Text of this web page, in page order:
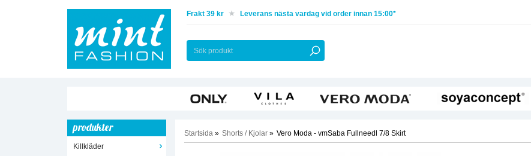
Frakt 39 kr Leverans nästa vardag vid order innan 15:00*
produkter
Killkläder
Startsida » Shorts / Kjolar » Vero Moda - vmSaba Fullneedl 7/8 Skirt